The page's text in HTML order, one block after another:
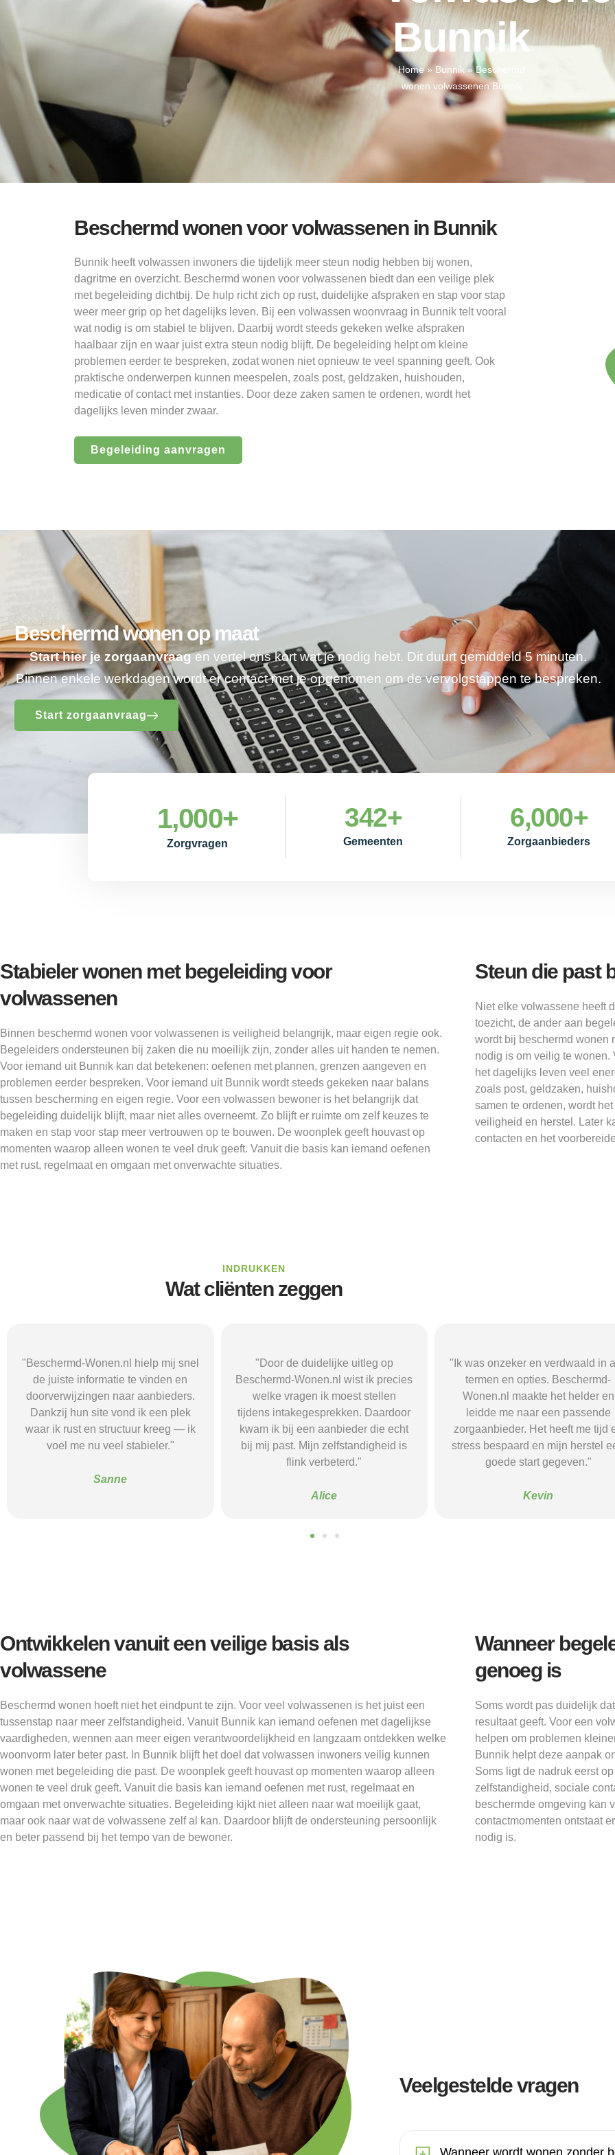
Bunnik
Home» Bunnik»Beschermd
wonen volwassenen Bunnik
Beschermd wonen voor volwassenen in Bunnik
Bunnik heeft volwassen inwoners die tijdelijk meer steun nodig hebben bij wonen,
dagritme en overzicht. Beschermd wonen voor volwassenen biedt dan een veilige plek
met begeleiding dichtbij. De hulp richt zich op rust, duidelijke afspraken en stap voor stap
weer meer grip op het dagelijks leven. Bij een volwassen woonvraag in Bunnik telt vooral
wat nodig is om stabiel te blijven. Daarbij wordt steeds gekeken welke afspraken
haalbaar zijn en waar juist extra steun nodig blijft. De begeleiding helpt om kleine
problemen eerder te bespreken, zodat wonen niet opnieuw te veel spanning geeft. Ook
praktische onderwerpen kunnen meespelen, zoals post, geldzaken, huishouden,
medicatie of contact met instanties. Door deze zaken samen te ordenen, wordt het
dagelijks leven minder zwaar.
Begeleiding aanvragen
Beschermd wonen op maat
Start hier je zorgaanvraagen vertel ons kort wat je nodig hebt. Dit duurt gemiddeld 5 minuten.
Binnen enkele werkdagen wordt er contact met je opgenomen om de vervolgstappen te bespreken.
Start zorgaanvraag
Zorgvragen
1,000+
Gemeenten
342+
Zorgaanbieders
6,000+
Stabieler wonen met begeleiding voor
volwassenen
Binnen beschermd wonen voor volwassenen is veiligheid belangrijk, maar eigen regie ook.
Begeleiders ondersteunen bij zaken die nu moeilijk zijn, zonder alles uit handen te nemen.
Voor iemand uit Bunnik kan dat betekenen: oefenen met plannen, grenzen aangeven en
problemen eerder bespreken. Voor iemand uit Bunnik wordt steeds gekeken naar balans
tussen bescherming en eigen regie. Voor een volwassen bewoner is het belangrijk dat
begeleiding duidelijk blijft, maar niet alles overneemt. Zo blijft er ruimte om zelf keuzes te
maken en stap voor stap meer vertrouwen op te bouwen. De woonplek geeft houvast op
momenten waarop alleen wonen te veel druk geeft. Vanuit die basis kan iemand oefenen
met rust, regelmaat en omgaan met onverwachte situaties.
Steun die past
Niet elke volwassene heeft
toezicht, de ander aan
wordt bij beschermd wonen
nodig is om veilig te
het dagelijks leven veel
zoals post, geldzaken,
samen te ordenen, wordt
veiligheid en herstel. Later
contacten en het
INDRUKKEN
Wat cliënten zeggen
"Door de duidelijke uitleg op
Beschermd-Wonen.nl wist ik precies
welke vragen ik moest stellen
tijdens intakegesprekken. Daardoor
kwam ik bij een aanbieder die echt
bij mij past. Mijn zelfstandigheid is
"Ik was onzeker en verdwaald in alle
termen en opties. Beschermd-
Wonen.nl maakte het helder en
leidde me naar een passende
zorgaanbieder. Het heeft me tijd en
stress bespaard en mijn herstel een
goede start gegeven."
Kevin
"Beschermd-Wonen.nl hielp mij
de juiste informatie te vinden en
doorverwijzingen naar
Dankzij hun site vond ik een plek
waar ik rust en structuur kreeg —
voel me nu veel stabieler."
Ontwikkelen vanuit een veilige basis als
volwassene
Beschermd wonen hoeft niet het eindpunt te zijn. Voor veel volwassenen is het juist een
tussenstap naar meer zelfstandigheid. Vanuit Bunnik kan iemand oefenen met dagelijkse
vaardigheden, wennen aan meer eigen verantwoordelijkheid en langzaam ontdekken welke
woonvorm later beter past. In Bunnik blijft het doel dat volwassen inwoners veilig kunnen
wonen met begeleiding die past. De woonplek geeft houvast op momenten waarop alleen
wonen te veel druk geeft. Vanuit die basis kan iemand oefenen met rust, regelmaat en
omgaan met onverwachte situaties. Begeleiding kijkt niet alleen naar wat moeilijk gaat,
maar ook naar wat de volwassene zelf al kan. Daardoor blijft de ondersteuning persoonlijk
en beter passend bij het tempo van de bewoner.
Wanneer
genoeg is
Soms wordt pas duidelijk
resultaat geeft. Voor een
helpen om problemen
Bunnik helpt deze aanpak
Soms ligt de nadruk eerst
zelfstandigheid, sociale
beschermde omgeving kan
contactmomenten ontstaat
nodig is.
Veelgestelde vragen
Wanneer wordt wonen zonder